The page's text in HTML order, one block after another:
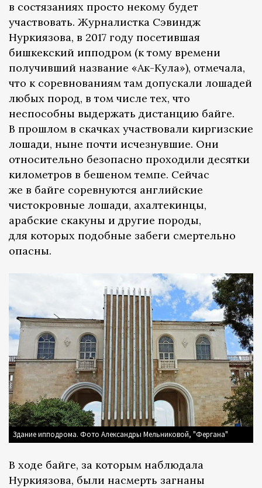
в состязаниях просто некому будет
участвовать. Журналистка Сэвиндж
Нуркиязова, в 2017 году посетившая
бишкекский ипподром (к тому времени
получивший название «Ак-Кула»), отмечала,
что к соревнованиям там допускали лошадей
любых пород, в том числе тех, что
неспособны выдержать дистанцию байге.
В прошлом в скачках участвовали киргизские
лошади, ныне почти исчезнувшие. Они
относительно безопасно проходили десятки
километров в бешеном темпе. Сейчас
же в байге соревнуются английские
чистокровные лошади, ахалтекинцы,
арабские скакуны и другие породы,
для которых подобные забеги смертельно
опасны.
Здание ипподрома. Фото Александры Мельниковой, "Фергана"
В ходе байге, за которым наблюдала
Нуркиязова, были насмерть загнаны